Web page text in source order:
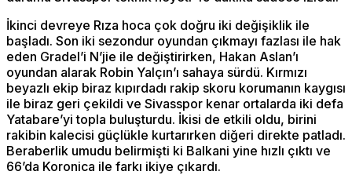
İkinci devreye Rıza hoca çok doğru iki değişiklik ile
başladı. Son iki sezondur oyundan çıkmayı fazlası ile hak
eden Gradel’i N’jie ile değiştirirken, Hakan Aslan’ı
oyundan alarak Robin Yalçın’ı sahaya sürdü. Kırmızı
beyazlı ekip biraz kıpırdadı rakip skoru korumanın kaygısı
ile biraz geri çekildi ve Sivasspor kenar ortalarda iki defa
Yatabare’yi topla buluşturdu. İkisi de etkili oldu, birini
rakibin kalecisi güçlükle kurtarırken diğeri direkte patladı.
Beraberlik umudu belirmişti ki Balkani yine hızlı çıktı ve
66’da Koronica ile farkı ikiye çıkardı.